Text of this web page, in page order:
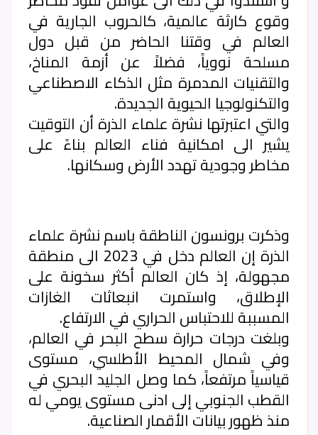
وقوع كارثة عالمية، كالحروب الجارية في
العالم في وقتنا الحاضر من قبل دول
مسلحة نووياً، فضلاً عن أزمة المناخ،
والتقنيات المدمرة مثل الذكاء الاصطناعي
والتكنولوجيا الحيوية الجديدة.
والتي اعتبرتها نشرة علماء الذرة أن التوقيت
يشير الى امكانية فناء العالم بناءً على
مخاطر وجودية تهدد الأرض وسكانها.
وذكرت برونسون الناطقة باسم نشرة علماء
الذرة إن العالم دخل في 2023 الى منطقة
مجهولة، إذ كان العالم أكثر سخونة على
الإطلاق، واستمرت انبعاثات الغازات
المسببة للاحتباس الحراري في الارتفاع.
وبلغت درجات حرارة سطح البحر في العالم،
وفي شمال المحيط الأطلسي، مستوى
قياسياً مرتفعاً، كما وصل الجليد البحري في
القطب الجنوبي إلى ادنى مستوى يومي له
منذ ظهور بيانات الأقمار الصناعية.